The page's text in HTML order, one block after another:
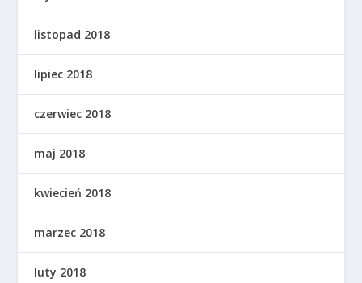
listopad 2018
lipiec 2018
czerwiec 2018
maj 2018
kwiecień 2018
marzec 2018
luty 2018